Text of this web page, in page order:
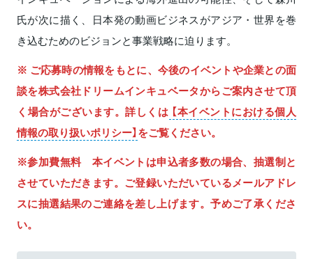
氏が次に描く、日本発の動画ビジネスがアジア・世界を巻
き込むためのビジョンと事業戦略に迫ります。
※ ご応募時の情報をもとに、今後のイベントや企業との⾯
談を株式会社ドリームインキュベータからご案内させて頂
く場合がございます。詳しくは 【本イベントにおける個⼈
情報の取り扱いポリシー】をご覧ください。
※参加費無料 本イベントは申込者多数の場合、抽選制と
させていただきます。ご登録いただいているメールアドレ
スに抽選結果のご連絡を差し上げます。予めご了承くださ
い。